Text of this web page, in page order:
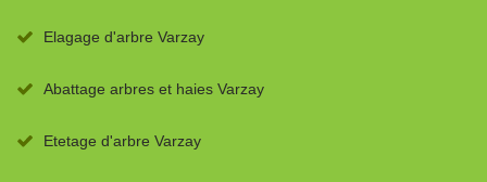
Elagage d'arbre Varzay
Abattage arbres et haies Varzay
Etetage d'arbre Varzay